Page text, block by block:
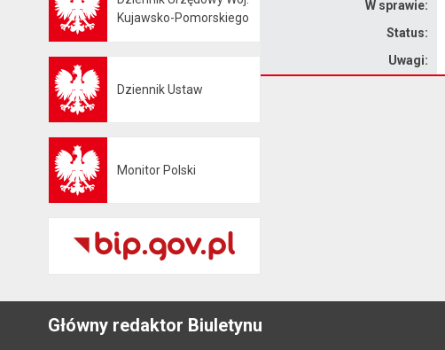
Kujawsko-Pomorskiego
Dziennik Ustaw
Monitor Polski
W sprawie:
Status:
Uwagi:
Główny redaktor Biuletynu